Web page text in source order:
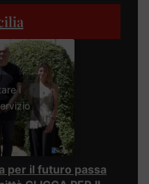
i
per il futuro passa